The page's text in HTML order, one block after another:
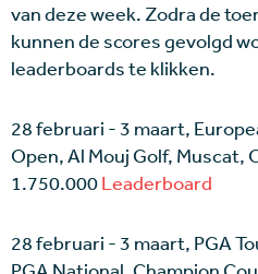
van deze week. Zodra de
kunnen de scores gevolgd
leaderboards te klikken.
28 februari - 3 maart,
Open, Al Mouj Golf, Muscat,
1.750.000Leaderboard
28 februari - 3 maart, PGA